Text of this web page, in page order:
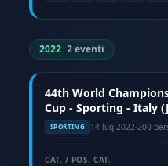
2022|2 eventi
44th World
Cup - Sporting - Italy
SPORTING 14 lug 2022·200
CAT. / POS. CAT.